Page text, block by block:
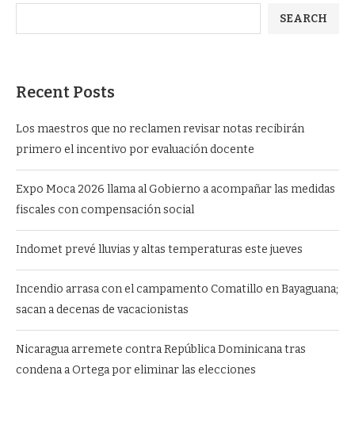
SEARCH
Recent Posts
Los maestros que no reclamen revisar notas recibirán
primero el incentivo por evaluación docente
Expo Moca 2026 llama al Gobierno a acompañar las medidas
fiscales con compensación social
Indomet prevé lluvias y altas temperaturas este jueves
Incendio arrasa con el campamento Comatillo en Bayaguana;
sacan a decenas de vacacionistas
Nicaragua arremete contra República Dominicana tras
condena a Ortega por eliminar las elecciones